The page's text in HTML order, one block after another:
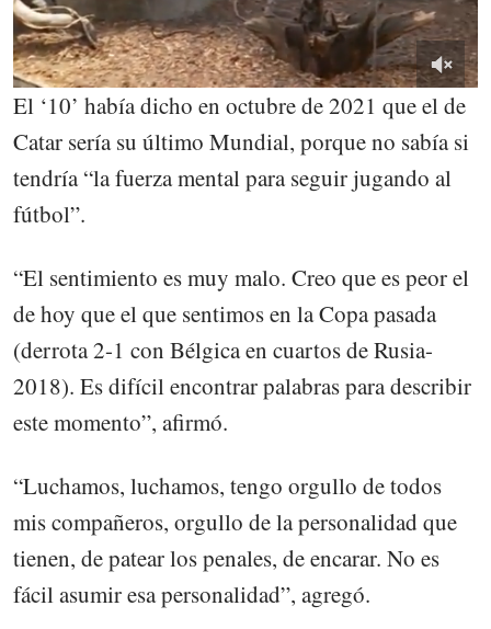
El ‘10’ había dicho en octubre de 2021 que el de
Catar sería su último Mundial, porque no sabía si
tendría “la fuerza mental para seguir jugando al
fútbol”.
“El sentimiento es muy malo. Creo que es peor el
de hoy que el que sentimos en la Copa pasada
(derrota 2-1 con Bélgica en cuartos de Rusia-
2018). Es difícil encontrar palabras para describir
este momento”, afirmó.
“Luchamos, luchamos, tengo orgullo de todos
mis compañeros, orgullo de la personalidad que
tienen, de patear los penales, de encarar. No es
fácil asumir esa personalidad”, agregó.